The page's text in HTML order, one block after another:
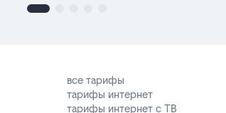
все тарифы
тарифы интернет
тарифы интернет с ТВ